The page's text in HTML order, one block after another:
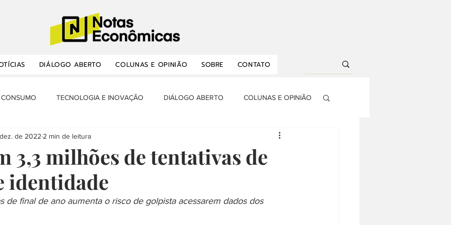
DIÁLOGO ABERTO COLUNAS E OPINIÃO SOBRE CONTATO
CONSUMO TECNOLOGIA E INOVAÇÃO DIÁLOGO ABERTO COLUNAS E OPINIÃO
E INFRAESTRUTURA AGRONEGÓCIO
E BALANÇA MERCADO DE TRABALHO
3,3 milhões de tentativas de
identidade
de 2022 2 min de leitura
de final de ano aumenta o risco de golpista acessarem dados dos